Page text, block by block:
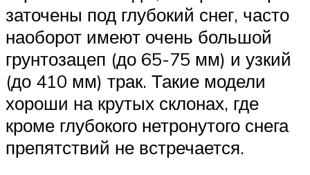
заточены под глубокий снег, часто
наоборот имеют очень большой
грунтозацеп (до 65-75 мм) и узкий
(до 410 мм) трак. Такие модели
хороши на крутых склонах, где
кроме глубокого нетронутого снега
препятствий не встречается.